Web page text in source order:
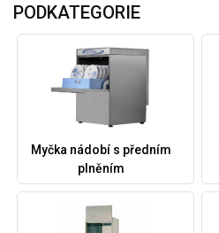
PODKATEGORIE
Myčka nádobí s předním
plněním